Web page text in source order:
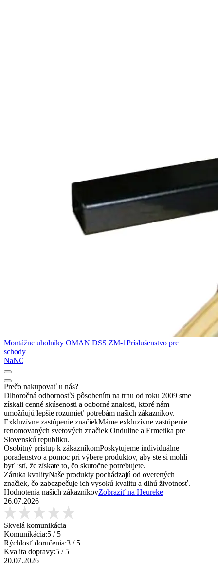
Montážne uholníky OMAN DSS ZM-1Príslušenstvo pre
schody
NaN€
Prečo nakupovať u nás?
Dlhoročná odbornosťS pôsobením na trhu od roku 2009 sme
získali cenné skúsenosti a odborné znalosti, ktoré nám
umožňujú lepšie rozumieť potrebám našich zákazníkov.
Exkluzívne zastúpenie značiekMáme exkluzívne zastúpenie
renomovaných svetových značiek Onduline a Ermetika pre
Slovenskú republiku.
Osobitný prístup k zákazníkomPoskytujeme individuálne
poradenstvo a pomoc pri výbere produktov, aby ste si mohli
byť istí, že získate to, čo skutočne potrebujete.
Záruka kvalityNaše produkty pochádzajú od overených
značiek, čo zabezpečuje ich vysokú kvalitu a dlhú životnosť.
Hodnotenia našich zákazníkovZobraziť na Heureke
26.07.2026
Skvelá komunikácia
Komunikácia:5 / 5
Rýchlosť doručenia:3 / 5
Kvalita dopravy:5 / 5
20.07.2026